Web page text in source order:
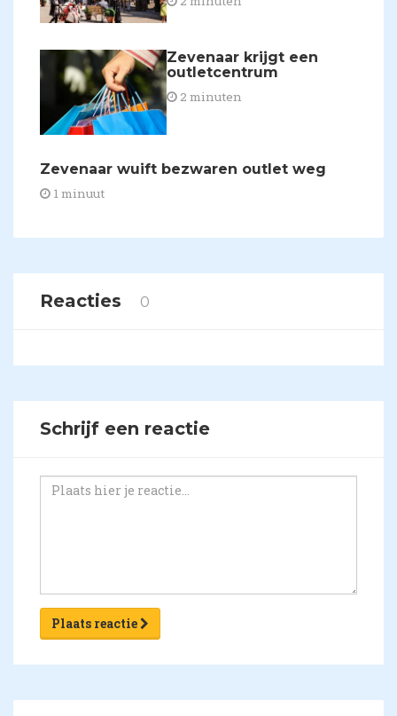
​Zevenaar krijgt een
outletcentrum
2 minuten
Zevenaar wuift bezwaren outlet weg
1 minuut
Reacties 0
Schrijf een reactie
Plaats reactie